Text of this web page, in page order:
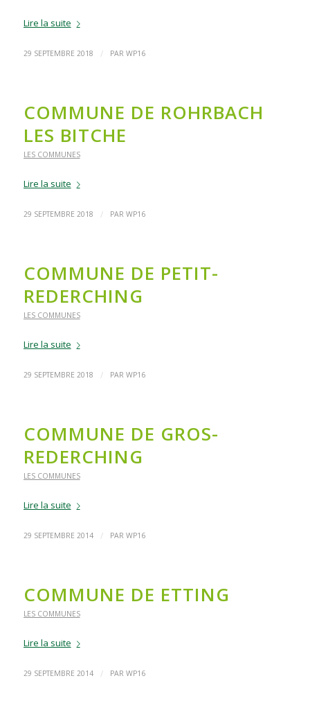
Lire la suite
29 SEPTEMBRE 2018 / PAR WP16
COMMUNE DE ROHRBACH
LES BITCHE
LES COMMUNES
Lire la suite
29 SEPTEMBRE 2018 / PAR WP16
COMMUNE DE PETIT-
REDERCHING
LES COMMUNES
Lire la suite
29 SEPTEMBRE 2018 / PAR WP16
COMMUNE DE GROS-
REDERCHING
LES COMMUNES
Lire la suite
29 SEPTEMBRE 2014 / PAR WP16
COMMUNE DE ETTING
LES COMMUNES
Lire la suite
29 SEPTEMBRE 2014 / PAR WP16